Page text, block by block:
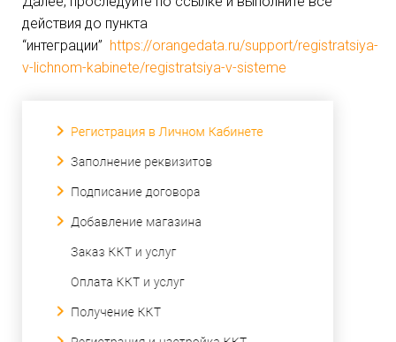
действия до пункта
“интеграции” https://orangedata.ru/support/registratsiya-
v-lichnom-kabinete/registratsiya-v-sisteme